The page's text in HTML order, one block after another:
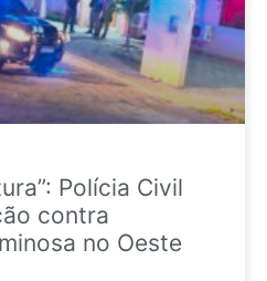
Polícia Civil
contra
no Oeste